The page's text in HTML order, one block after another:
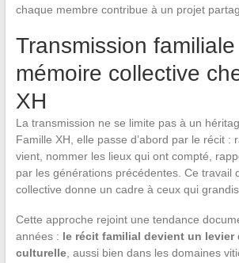
chaque membre contribue à un projet
Transmission
mémoire collective
XH
La transmission ne se limite pas à un
Famille XH, elle passe d’abord par le récit :
vient, nommer les lieux qui ont compté,
par les générations précédentes. Ce travail
collective donne un cadre à ceux qui
Cette approche rejoint une tendance
années : le récit familial devient un levier
culturelle, aussi bien dans les domaines